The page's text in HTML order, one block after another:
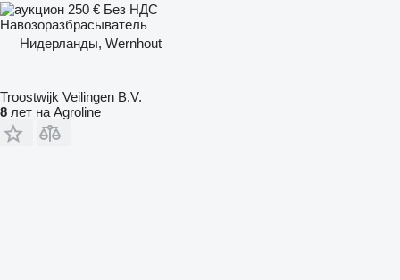
250 € Без НДС
Навозоразбрасыватель
Нидерланды, Wernhout
Troostwijk Veilingen B.V.
8 лет на Agroline